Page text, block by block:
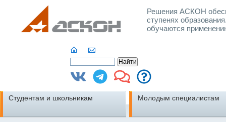
Решения АСКОН
ступенях
обучаются
Студентам и школьникам Молодым специалистам